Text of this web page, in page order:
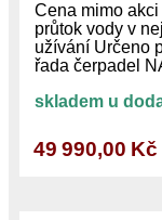
Cena mimo
průtok vody v
užívání Určeno
řada čerpadel
skladem u
49 990,00 Kč